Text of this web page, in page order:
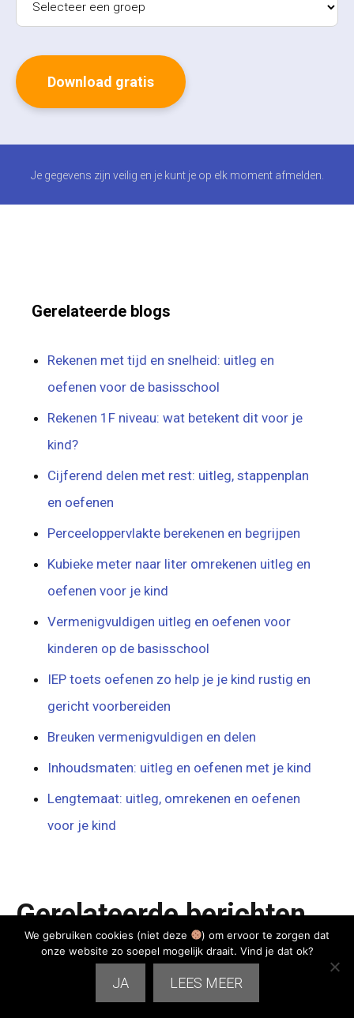
Je gegevens zijn veilig en je kunt je op elk moment afmelden.
Gerelateerde blogs
Rekenen met tijd en snelheid: uitleg en
oefenen voor de basisschool
Rekenen 1F niveau: wat betekent dit voor je
kind?
Cijferend delen met rest: uitleg, stappenplan
en oefenen
Perceeloppervlakte berekenen en begrijpen
Kubieke meter naar liter omrekenen uitleg en
oefenen voor je kind
Vermenigvuldigen uitleg en oefenen voor
kinderen op de basisschool
IEP toets oefenen zo help je je kind rustig en
gericht voorbereiden
Breuken vermenigvuldigen en delen
Inhoudsmaten: uitleg en oefenen met je kind
Lengtemaat: uitleg, omrekenen en oefenen
voor je kind
Gerelateerde berichten
We gebruiken cookies (niet deze
) om ervoor te zorgen dat
onze website zo soepel mogelijk draait. Vind je dat ok?
JA LEES MEER